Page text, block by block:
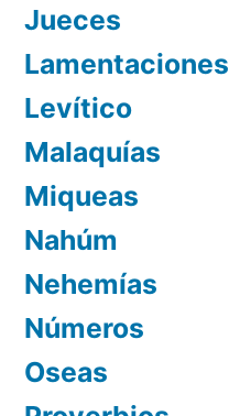
Jueces
Lamentaciones
Levítico
Malaquías
Miqueas
Nahúm
Nehemías
Números
Oseas